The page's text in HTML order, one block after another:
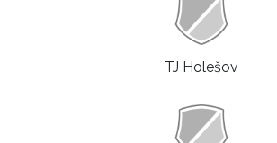
TJ Holešov